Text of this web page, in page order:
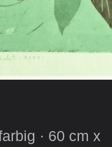
· 60 cm x